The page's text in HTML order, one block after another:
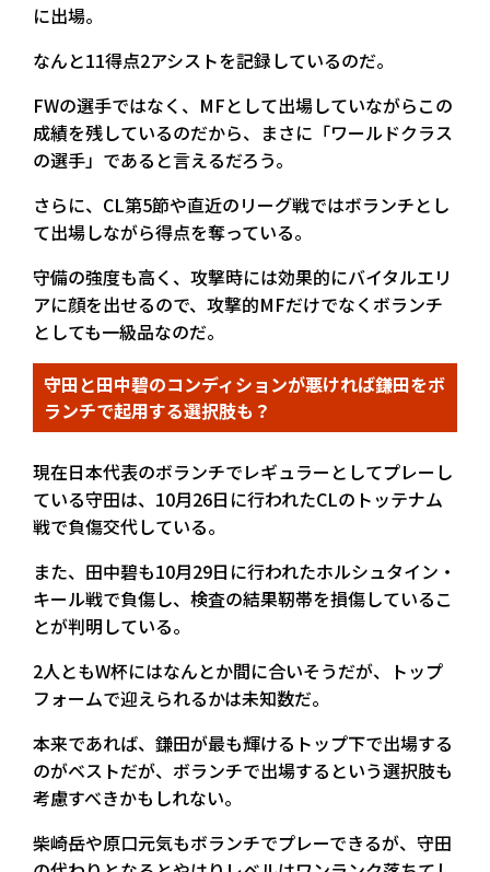
に出場。
なんと11得点2アシストを記録しているのだ。
FWの選手ではなく、MFとして出場していながらこの
成績を残しているのだから、まさに「ワールドクラス
の選手」であると言えるだろう。
さらに、CL第5節や直近のリーグ戦ではボランチとし
て出場しながら得点を奪っている。
守備の強度も高く、攻撃時には効果的にバイタルエリ
アに顔を出せるので、攻撃的MFだけでなくボランチ
としても一級品なのだ。
守田と田中碧のコンディションが悪ければ鎌田をボ
ランチで起用する選択肢も？
現在日本代表のボランチでレギュラーとしてプレーし
ている守田は、10月26日に行われたCLのトッテナム
戦で負傷交代している。
また、田中碧も10月29日に行われたホルシュタイン・
キール戦で負傷し、検査の結果靭帯を損傷しているこ
とが判明している。
2人ともW杯にはなんとか間に合いそうだが、トップ
フォームで迎えられるかは未知数だ。
本来であれば、鎌田が最も輝けるトップ下で出場する
のがベストだが、ボランチで出場するという選択肢も
考慮すべきかもしれない。
柴崎岳や原口元気もボランチでプレーできるが、守田